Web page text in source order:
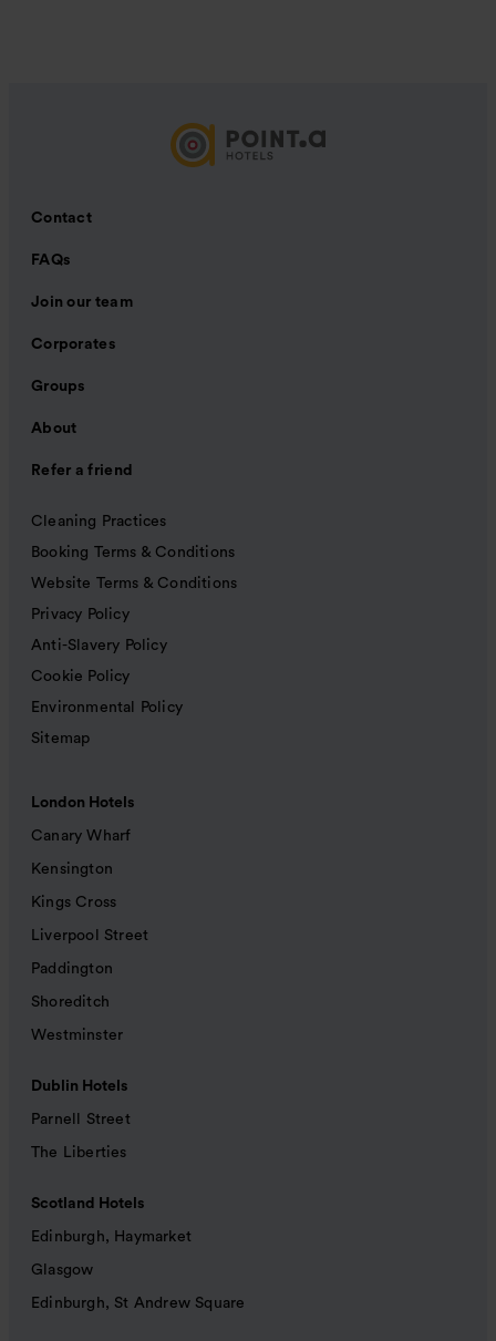
Contact
FAQs
Join our team
Corporates
Groups
About
Refer a friend
Cleaning Practices
Booking Terms & Conditions
Website Terms & Conditions
Privacy Policy
Anti-Slavery Policy
Cookie Policy
Environmental Policy
Sitemap
London Hotels
Canary Wharf
Kensington
Kings Cross
Liverpool Street
Paddington
Shoreditch
Westminster
Dublin Hotels
Parnell Street
The Liberties
Scotland Hotels
Edinburgh, Haymarket
Glasgow
Edinburgh, St Andrew Square